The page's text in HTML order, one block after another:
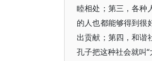
睦相处；第三，各种
的人也都能够得到很
出贡献；第四，和谐
孔子把这种社会就叫“